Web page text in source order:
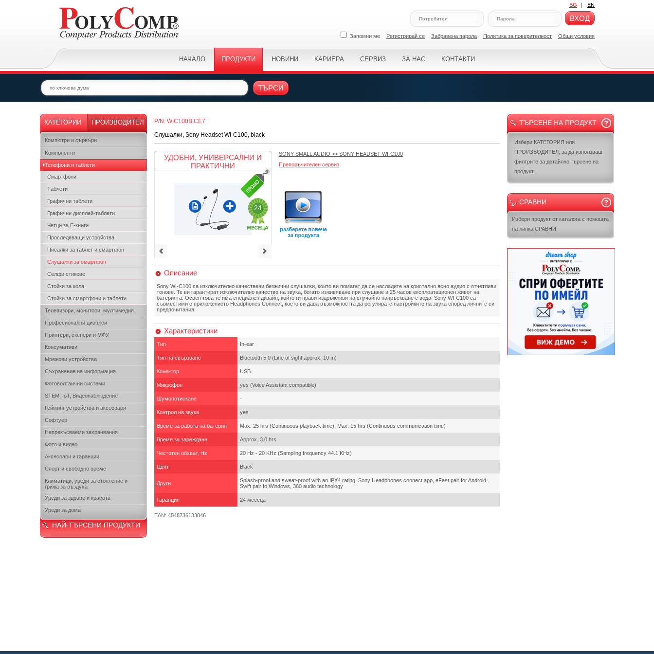
BG | EN
ВХОД
Запомни ме Регистрирай се Забравена парола Политикa за поверителност Общи условия
НАЧАЛО ПРОДУКТИ НОВИНИ КАРИЕРА СЕРВИЗ ЗА НАС КОНТАКТИ
ТЪРСИ
КАТЕГОРИИ ПРОИЗВОДИТЕЛ
Компютри и сървъри
Kомпоненти
Телефони и таблети
Смартфони
Таблети
Графични таблети
Графични дисплей-таблети
Четци за Е-книги
Проследяващи устройства
Писалки за таблет и смартфон
Слушалки за смартфон
Селфи стикове
Стойки за кола
Стойки за смартфони и таблети
Телевизори, монитори, мултимедия
Професионални дисплеи
Принтери, скенери и МФУ
Консумативи
Мрежови устройства
Съхранение на информация
Фотоволтаични системи
STEM, IoT, Видеонаблюдение
Гейминг устройства и аксесоари
Софтуер
Непрекъсваеми захранвания
Фото и видео
Аксесоари и гаранции
Спорт и свободно време
Климатици, уреди за отопление и
грижа за въздуха
Уреди за здраве и красота
Уреди за дома
НАЙ-ТЪРСЕНИ ПРОДУКТИ
P/N: WIC100B.CE7
Слушалки, Sony Headset WI-C100, black
УДОБНИ, УНИВЕРСАЛНИ И
ПРАКТИЧНИ
24
SONY SMALL AUDIO >> SONY HEADSET WI-C100
Препоръчителен сервиз
Описание
Sony WI-C100 са изключително качествени безжични слушалки, които ви помагат да се насладите на кристално ясно аудио с отчетливи
тонове. Те ви гарантират изключително качество на звука, богато изживяване при слушане и 25 часов експлоатационен живот на
батерията. Освен това те има специален дизайн, който ги прави издръжливи на случайно напръскване с вода. Sony WI-C100 са
съвместими с приложението Headphones Connect, което ви дава възможността да регулирате настройките на звука според личните си
предпочитания.
Характеристики
Тип In-ear
Тип на свързване Bluetooth 5.0 (Line of sight approx. 10 m)
Конектор USB
Микрофон yes (Voice Assistant compatible)
Шумопотискане -
Контрол на звука yes
Време за работа на батерия Max. 25 hrs (Continuous playback time), Max. 15 hrs (Continuous communication time)
Време за зареждане Approx. 3.0 hrs
Честотен обхват, Hz 20 Hz - 20 KHz (Sampling frequency 44.1 KHz)
Цвят Black
Други
Splash-proof and sweat-proof with an IPX4 rating, Sony Headphones connect app, еFast pair for Android,
Swift pair fo Windows, 360 audio technology
Гаранция 24 месеца
EAN: 4548736133846
ТЪРСЕНЕ НА ПРОДУКТ
Избери КАТЕГОРИЯ или
ПРОИЗВОДИТЕЛ, за да използваш
филтрите за детайлно търсене на
продукт.
СРАВНИ
Избери продукт от каталога с помощта
на линка СРАВНИ